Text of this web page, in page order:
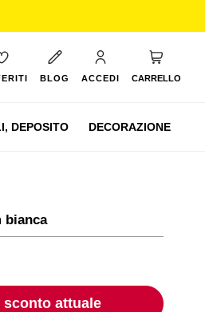
BLOG ACCEDI CARRELLO
DEPOSITO DECORAZIONE
bianca
attuale